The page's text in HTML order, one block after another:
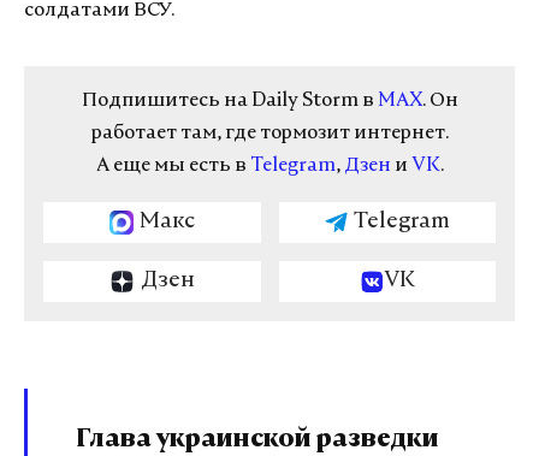
солдатами ВСУ.
Подпишитесь на Daily Storm в MAX. Он
работает там, где тормозит интернет.
А еще мы есть в Telegram, Дзен и VK.
Макс Telegram
Дзен VK
Глава украинской разведки